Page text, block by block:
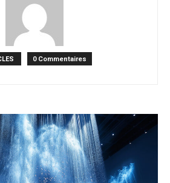
0 Commentaires